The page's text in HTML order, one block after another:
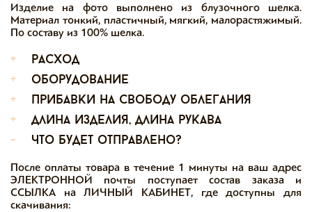
Изделие на фото выполнено из блузочного шелка.
Материал тонкий, пластичный, мягкий, малорастяжимый.
По составу из 100% шелка.
+
расход
+
оборудование
+
прибавки на свободу облегания
+
длина изделия, длина рукава
-
что будет отправлено?
После оплаты товара в течение 1 минуты на ваш адрес
ЭЛЕКТРОННОЙ почты поступает состав заказа и
ССЫЛКА на ЛИЧНЫЙ КАБИНЕТ, где доступны для
скачивания: